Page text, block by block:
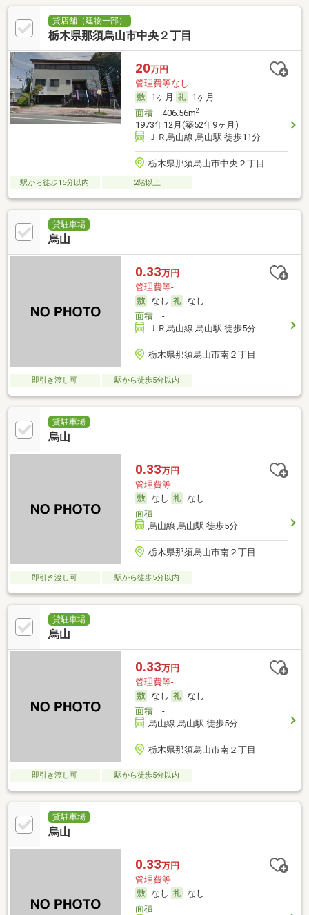
貸店舗（建物一部）
栃木県那須烏山市中央２丁目
20万円
管理費等なし
1ヶ月
1ヶ月
面積406.56m2
1973年12月(築52年9ヶ月)
ＪＲ烏山線 烏山駅 徒歩11分
栃木県那須烏山市中央２丁目
駅から徒歩15分以内 2階以上
貸駐車場
烏山
0.33万円
管理費等-
なし
なし
面積-
ＪＲ烏山線 烏山駅 徒歩5分
栃木県那須烏山市南２丁目
即引き渡し可 駅から徒歩5分以内
貸駐車場
烏山
0.33万円
管理費等-
なし
なし
面積-
烏山線 烏山駅 徒歩5分
栃木県那須烏山市南２丁目
即引き渡し可 駅から徒歩5分以内
貸駐車場
烏山
0.33万円
管理費等-
なし
なし
面積-
烏山線 烏山駅 徒歩5分
栃木県那須烏山市南２丁目
即引き渡し可 駅から徒歩5分以内
貸駐車場
烏山
0.33万円
管理費等-
なし
なし
面積-